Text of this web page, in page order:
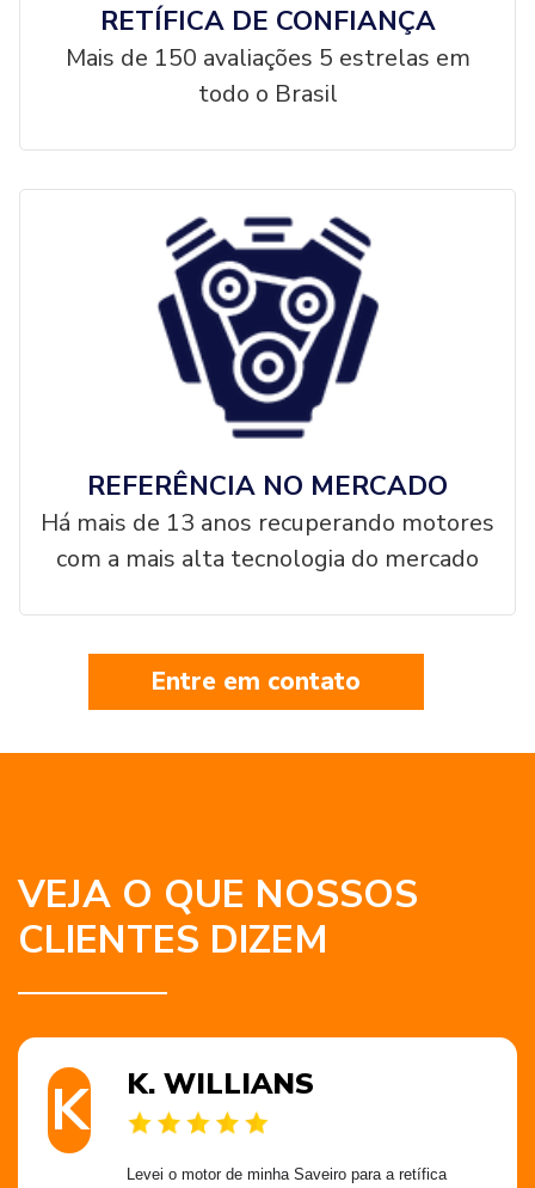
RETÍFICA DE CONFIANÇA
Mais de 150 avaliações 5 estrelas em
todo o Brasil
REFERÊNCIA NO MERCADO
Há mais de 13 anos recuperando motores
com a mais alta tecnologia do mercado
Entre em contato
VEJA O QUE NOSSOS
CLIENTES DIZEM
K K. WILLIANS
Levei o motor de minha Saveiro para a retífica